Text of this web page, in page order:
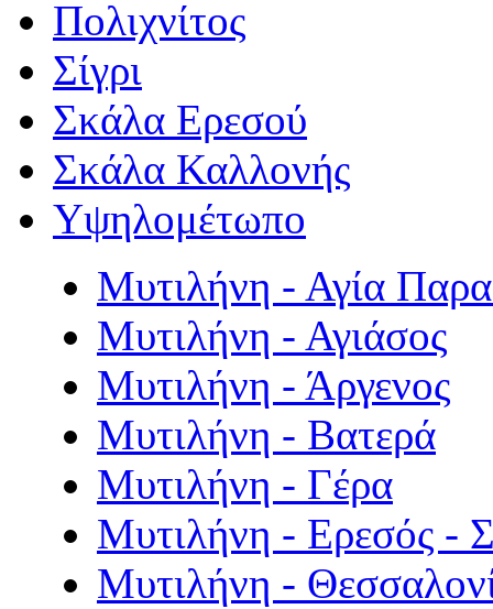
Πολιχνίτος
Σίγρι
Σκάλα Ερεσού
Σκάλα Καλλονής
Υψηλομέτωπο
Μυτιλήνη - Αγία
Μυτιλήνη - Αγιάσος
Μυτιλήνη - Άργενος
Μυτιλήνη - Βατερά
Μυτιλήνη - Γέρα
Μυτιλήνη - Ερεσός -
Μυτιλήνη -